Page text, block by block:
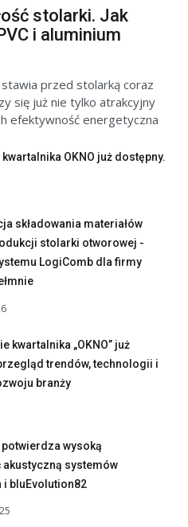
stolarki. Jak
i aluminium
przed stolarką coraz
się już nie tylko atrakcyjny
efektywność energetyczna
OKNO już dostępny.
składowania materiałów
stolarki otworowej -
LogiComb dla firmy
kwartalnika „OKNO” już
trendów, technologii i
branży
wysoką
systemów
i bluEvolution82